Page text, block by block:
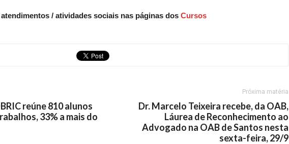
/ atividades sociais nas páginas dos Cursos
reúne 810 alunos
33% a mais do
Próxima matéria
Dr. Marcelo Teixeira recebe, da OAB,
Láurea de Reconhecimento ao
Advogado na OAB de Santos nesta
sexta-feira, 29/9